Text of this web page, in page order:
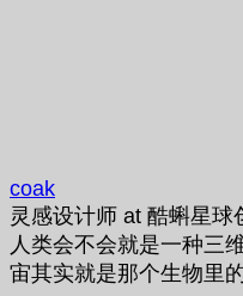
coak
灵感设计师 at 酷蝌星球
人类会不会就是一种三
宙其实就是那个生物里